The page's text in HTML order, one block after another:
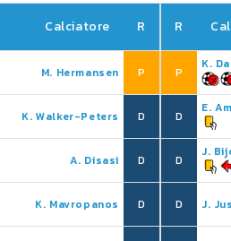
Calciatore R
M. Hermansen P
K. Walker-Peters D
A. Disasi D
K. Mavropanos D
R
P
K.
D
E.
D
J.
D J.